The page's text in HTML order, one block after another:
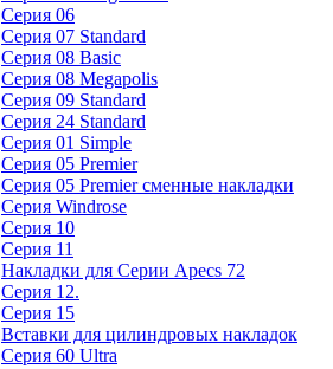
Cерия 06
Cерия 07 Standard
Cерия 08 Basic
Cерия 08 Megapolis
Cерия 09 Standard
Cерия 24 Standard
Серия 01 Simple
Серия 05 Premier
Серия 05 Premier сменные накладки
Cерия Windrose
Серия 10
Серия 11
Накладки для Серии Apecs 72
Серия 12.
Серия 15
Вставки для цилиндровых накладок
Серия 60 Ultra